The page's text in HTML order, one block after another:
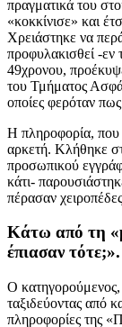
πραγματικά του
«κοκκίνισε» και
Χρειάστηκε να
προφυλακισθεί -
49χρονου,
του Τμήματος
οποίες φερόταν
Η πληροφορία, που
αρκετή. Κλήθηκε
προσωπικού
κάτι-
πέρασαν
Κάτω από τη
έπιασαν τότε;».
Ο κατηγορούμενος,
ταξιδεύοντας από
πληροφορίες της